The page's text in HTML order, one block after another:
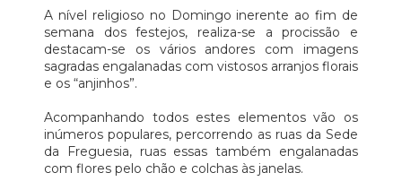
A nível religioso no Domingo inerente ao fim de
semana dos festejos, realiza-se a procissão e
destacam-se os vários andores com imagens
sagradas engalanadas com vistosos arranjos florais
e os “anjinhos”.
Acompanhando todos estes elementos vão os
inúmeros populares, percorrendo as ruas da Sede
da Freguesia, ruas essas também engalanadas
com flores pelo chão e colchas às janelas.